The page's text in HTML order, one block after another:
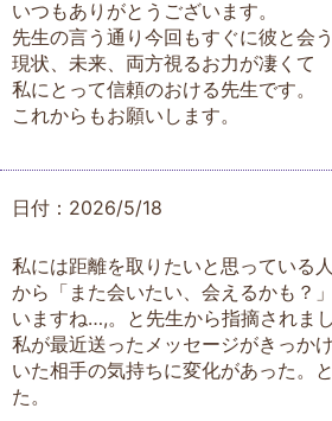
いつもありがとうございます。
先生の言う通り今回もすぐに彼と会
現状、未来、両方視るお力が凄くて
私にとって信頼のおける先生です。
これからもお願いします。
日付：2026/5/18
私には距離を取りたいと思っている
から「また会いたい、会えるかも？
いますね…,。と先生から指摘されまし
私が最近送ったメッセージがきっか
いた相手の気持ちに変化があった。
た。